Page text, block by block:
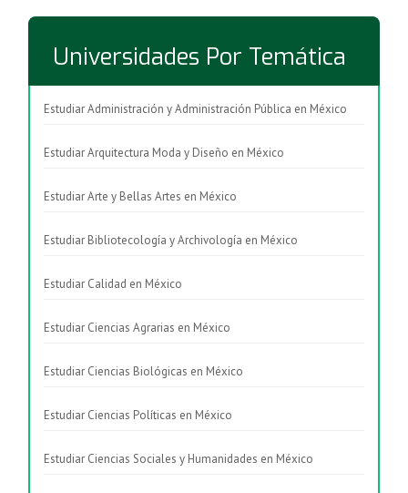
Universidades Por Temática
Estudiar Administración y Administración Pública en México
Estudiar Arquitectura Moda y Diseño en México
Estudiar Arte y Bellas Artes en México
Estudiar Bibliotecología y Archivología en México
Estudiar Calidad en México
Estudiar Ciencias Agrarias en México
Estudiar Ciencias Biológicas en México
Estudiar Ciencias Políticas en México
Estudiar Ciencias Sociales y Humanidades en México